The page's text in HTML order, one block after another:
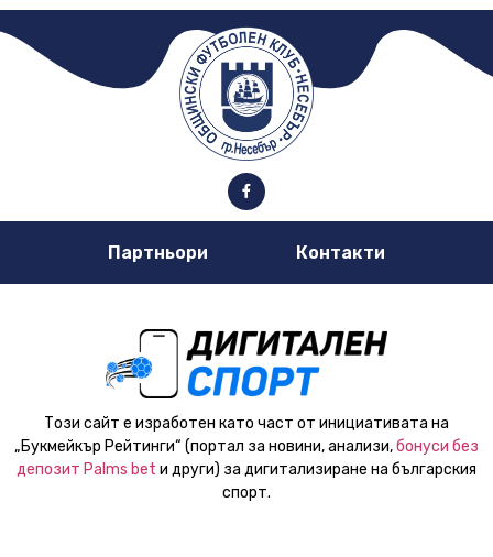
Партньори Контакти
Този сайт е изработен като част от инициативата на
„Букмейкър Рейтинги“ (портал за новини, анализи,бонуси без
депозит Palms bet и други) за дигитализиране на българския
спорт.